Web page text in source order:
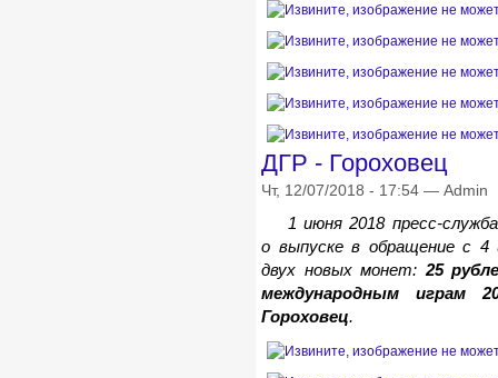
ДГР - Гороховец
Чт, 12/07/2018 - 17:54 — Admin
1 июня 2018 пресс-
о выпуске в обращение с 4
двух новых монет: 25
международным играм
Гороховец.